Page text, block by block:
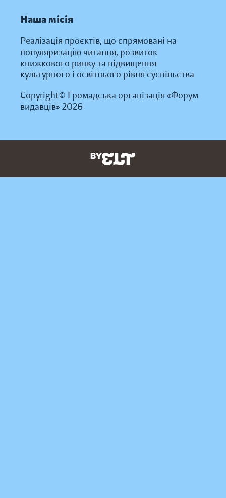
Наша місія
Реалізація проєктів, що спрямовані на
популяризацію читання, розвиток
книжкового ринку та підвищення
культурного і освітнього рівня суспільства
Copyright© Громадська організація «Форум
видавців» 2026